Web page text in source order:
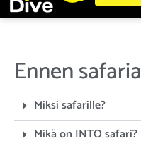
Ennen safaria
Miksi safarille?
Mikä on INTO safari?